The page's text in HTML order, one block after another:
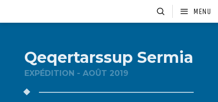
MENU
Qeqertarssup Sermia
EXPÉDITION - AOÛT 2019